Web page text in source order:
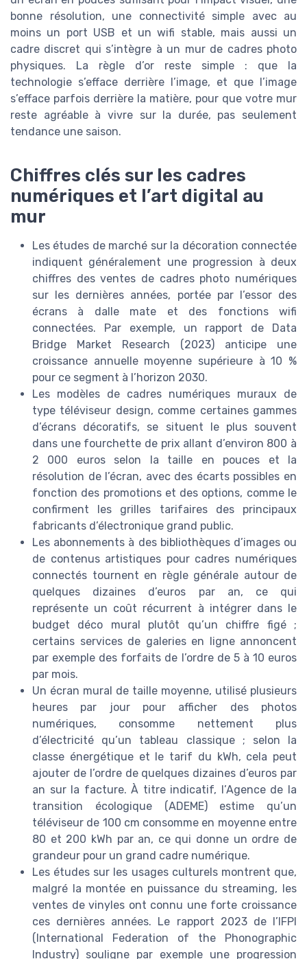
bonne résolution, une connectivité simple avec au
moins un port USB et un wifi stable, mais aussi un
cadre discret qui s’intègre à un mur de cadres photo
physiques. La règle d’or reste simple : que la
technologie s’efface derrière l’image, et que l’image
s’efface parfois derrière la matière, pour que votre mur
reste agréable à vivre sur la durée, pas seulement
tendance une saison.
Chiffres clés sur les cadres
numériques et l’art digital au
mur
Les études de marché sur la décoration connectée
indiquent généralement une progression à deux
chiffres des ventes de cadres photo numériques
sur les dernières années, portée par l’essor des
écrans à dalle mate et des fonctions wifi
connectées. Par exemple, un rapport de Data
Bridge Market Research (2023) anticipe une
croissance annuelle moyenne supérieure à 10 %
pour ce segment à l’horizon 2030.
Les modèles de cadres numériques muraux de
type téléviseur design, comme certaines gammes
d’écrans décoratifs, se situent le plus souvent
dans une fourchette de prix allant d’environ 800 à
2 000 euros selon la taille en pouces et la
résolution de l’écran, avec des écarts possibles en
fonction des promotions et des options, comme le
confirment les grilles tarifaires des principaux
fabricants d’électronique grand public.
Les abonnements à des bibliothèques d’images ou
de contenus artistiques pour cadres numériques
connectés tournent en règle générale autour de
quelques dizaines d’euros par an, ce qui
représente un coût récurrent à intégrer dans le
budget déco mural plutôt qu’un chiffre figé ;
certains services de galeries en ligne annoncent
par exemple des forfaits de l’ordre de 5 à 10 euros
par mois.
Un écran mural de taille moyenne, utilisé plusieurs
heures par jour pour afficher des photos
numériques, consomme nettement plus
d’électricité qu’un tableau classique ; selon la
classe énergétique et le tarif du kWh, cela peut
ajouter de l’ordre de quelques dizaines d’euros par
an sur la facture. À titre indicatif, l’Agence de la
transition écologique (ADEME) estime qu’un
téléviseur de 100 cm consomme en moyenne entre
80 et 200 kWh par an, ce qui donne un ordre de
grandeur pour un grand cadre numérique.
Les études sur les usages culturels montrent que,
malgré la montée en puissance du streaming, les
ventes de vinyles ont connu une forte croissance
ces dernières années. Le rapport 2023 de l’IFPI
(International Federation of the Phonographic
Industry) souligne par exemple une progression